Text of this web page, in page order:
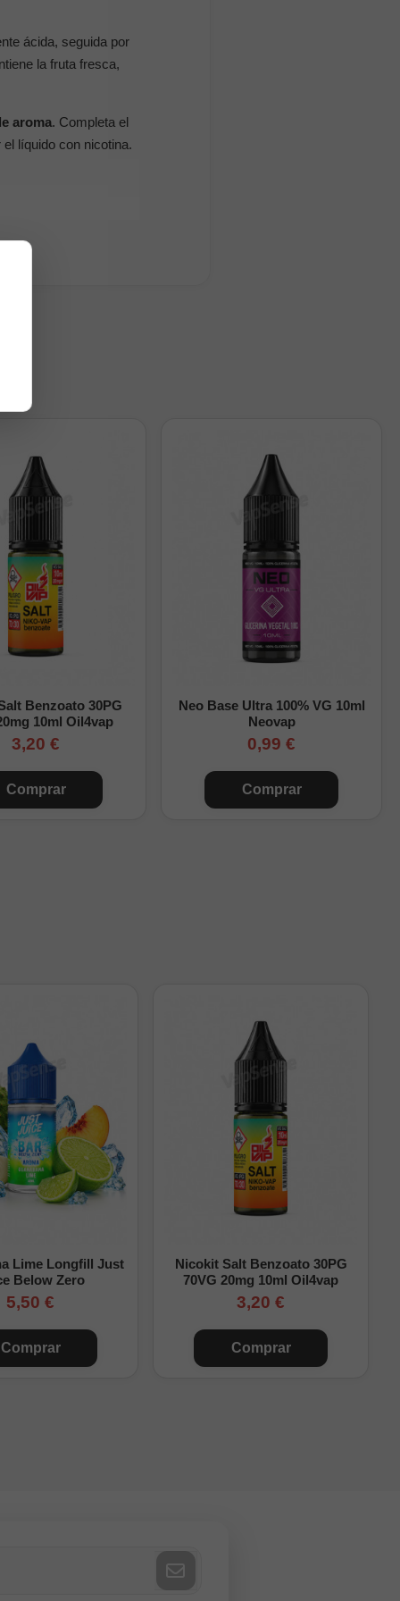
ácida, seguida por
la fruta fresca,
aroma. Completa el
líquido con nicotina.
a paso.
Debes
Benzoato 30PG
10ml Oil4vap
3,20 €
Comprar
Neo Base Ultra 100% VG 10ml
Neovap
0,99 €
Comprar
Lime Longfill Just
Below Zero
5,50 €
Comprar
Nicokit Salt Benzoato 30PG
70VG 20mg 10ml Oil4vap
3,20 €
Comprar